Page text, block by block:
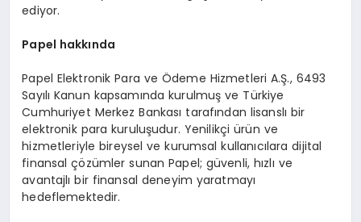
ediyor.
Papel hakkında
Papel Elektronik Para ve Ödeme Hizmetleri A.Ş., 6493
Sayılı Kanun kapsamında kurulmuş ve Türkiye
Cumhuriyet Merkez Bankası tarafından lisanslı bir
elektronik para kuruluşudur. Yenilikçi ürün ve
hizmetleriyle bireysel ve kurumsal kullanıcılara dijital
finansal çözümler sunan Papel; güvenli, hızlı ve
avantajlı bir finansal deneyim yaratmayı
hedeflemektedir.